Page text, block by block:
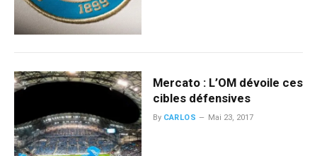
Mercato : L’OM dévoile ces
cibles défensives
By CARLOS Mai 23, 2017